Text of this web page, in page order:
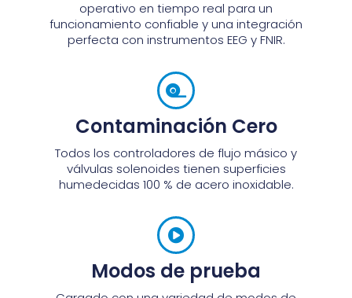
operativo en tiempo real para un
funcionamiento confiable y una integración
perfecta con instrumentos EEG y FNIR.
Contaminación Cero
Todos los controladores de flujo másico y
válvulas solenoides tienen superficies
humedecidas 100 % de acero inoxidable.
Modos de prueba